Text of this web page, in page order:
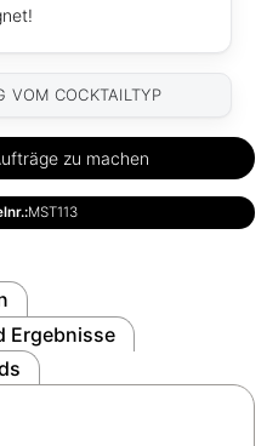
VOM COCKTAILTYP
zu machen
MST113
Ergebnisse